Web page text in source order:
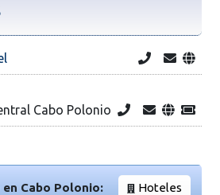
Cabo Polonio
Cabo Polonio: Hoteles